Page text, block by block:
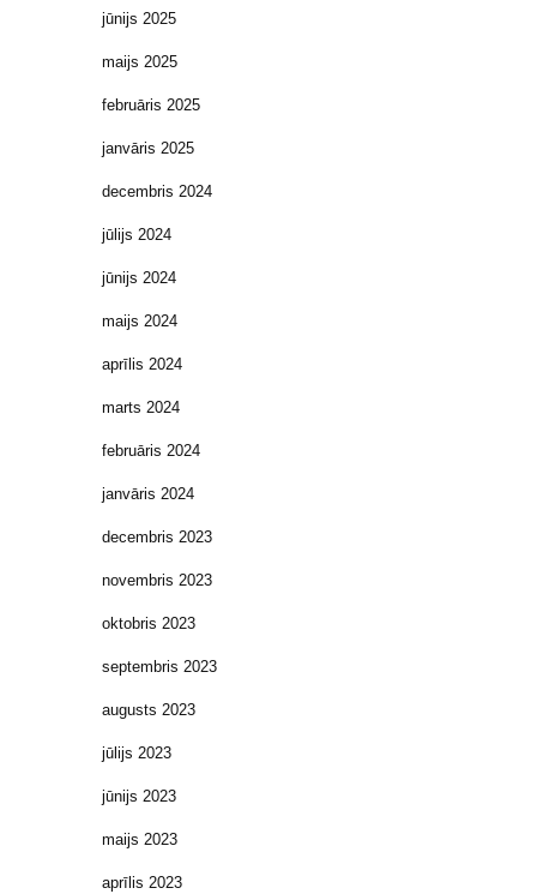
jūnijs 2025
maijs 2025
februāris 2025
janvāris 2025
decembris 2024
jūlijs 2024
jūnijs 2024
maijs 2024
aprīlis 2024
marts 2024
februāris 2024
janvāris 2024
decembris 2023
novembris 2023
oktobris 2023
septembris 2023
augusts 2023
jūlijs 2023
jūnijs 2023
maijs 2023
aprīlis 2023